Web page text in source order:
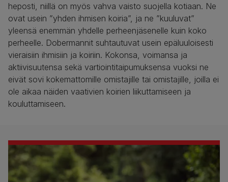
heposti, niillä on myös vahva vaisto suojella kotiaan. Ne
ovat usein ”yhden ihmisen koiria”, ja ne ”kuuluvat”
yleensä enemmän yhdelle perheenjäsenelle kuin koko
perheelle. Dobermannit suhtautuvat usein epäluuloisesti
vieraisiin ihmisiin ja koiriin. Kokonsa, voimansa ja
aktiivisuutensa sekä vartiointitaipumuksensa vuoksi ne
eivät sovi kokemattomille omistajille tai omistajille, joilla ei
ole aikaa näiden vaativien koirien liikuttamiseen ja
kouluttamiseen.